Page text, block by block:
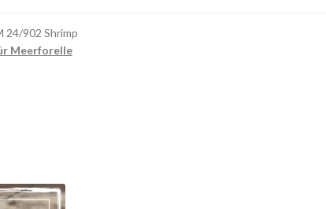
24/902 Shrimp
Meerforelle